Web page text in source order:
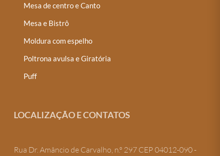
Mesa de centro e Canto
Mesa e Bistrô
Moldura com espelho
Poltrona avulsa e Giratória
Puff
LOCALIZAÇÃO E CONTATOS
Rua Dr. Amâncio de Carvalho, n.º 297 CEP 04012-090 -